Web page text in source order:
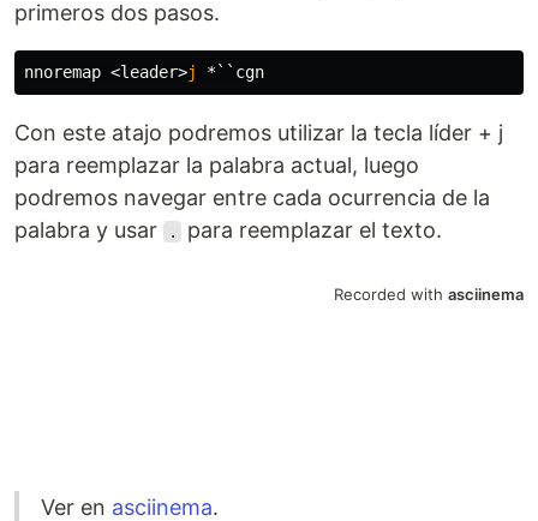
primeros dos pasos.
nnoremap <leader>j
Con este atajo podremos utilizar la tecla líder + j
para reemplazar la palabra actual, luego
podremos navegar entre cada ocurrencia de la
palabra y usar
. para reemplazar el texto.
Ver en asciinema.